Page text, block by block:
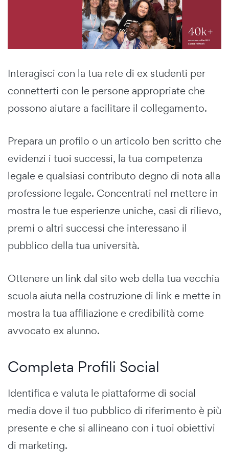
Interagisci con la tua rete di ex studenti per
connetterti con le persone appropriate che
possono aiutare a facilitare il collegamento.
Prepara un profilo o un articolo ben scritto che
evidenzi i tuoi successi, la tua competenza
legale e qualsiasi contributo degno di nota alla
professione legale. Concentrati nel mettere in
mostra le tue esperienze uniche, casi di rilievo,
premi o altri successi che interessano il
pubblico della tua università.
Ottenere un link dal sito web della tua vecchia
scuola aiuta nella costruzione di link e mette in
mostra la tua affiliazione e credibilità come
avvocato ex alunno.
Completa Profili Social
Identifica e valuta le piattaforme di social
media dove il tuo pubblico di riferimento è più
presente e che si allineano con i tuoi obiettivi
di marketing.